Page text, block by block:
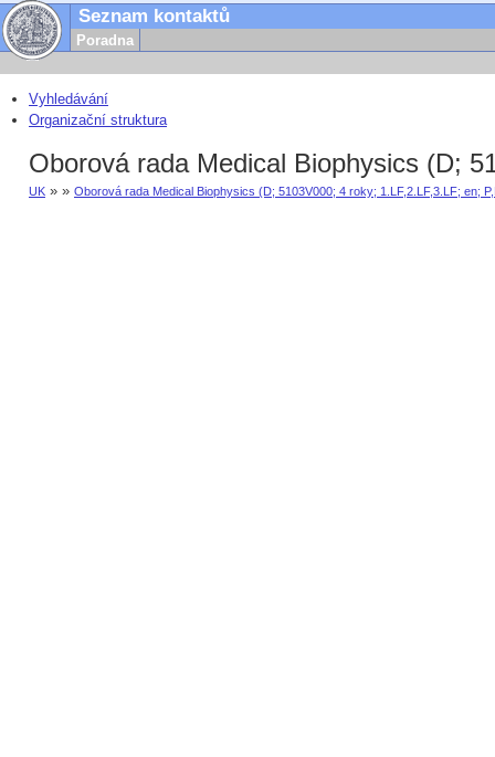
Seznam kontaktů
Poradna
Vyhledávání
Organizační struktura
Oborová rada Medical Biophysics (D;
UK » » Oborová rada Medical Biophysics (D; 5103V000; 4 roky; 1.LF,2.LF,3.LF; en;